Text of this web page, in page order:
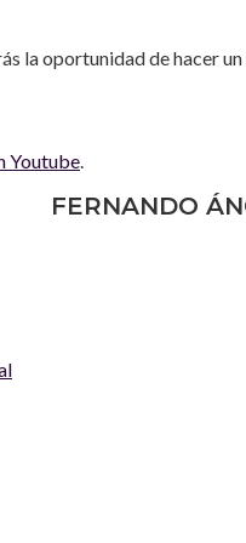
la oportunidad de hacer
Youtube.
FERNANDO